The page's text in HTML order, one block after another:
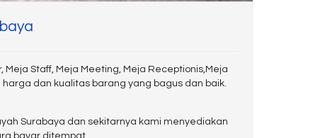
Staff, Meja Meeting, Meja Receptionis,Meja
dan kualitas barang yang bagus dan baik.
Surabaya dan sekitarnya kami menyediakan
bayar ditempat.